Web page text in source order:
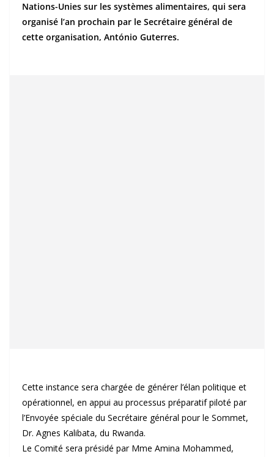
Nations-Unies sur les systèmes alimentaires, qui sera
organisé l’an prochain par le Secrétaire général de
cette organisation, António Guterres.
Cette instance sera chargée de générer l’élan politique et
opérationnel, en appui au processus préparatif piloté par
l’Envoyée spéciale du Secrétaire général pour le Sommet,
Dr. Agnes Kalibata, du Rwanda.
Le Comité sera présidé par Mme Amina Mohammed,